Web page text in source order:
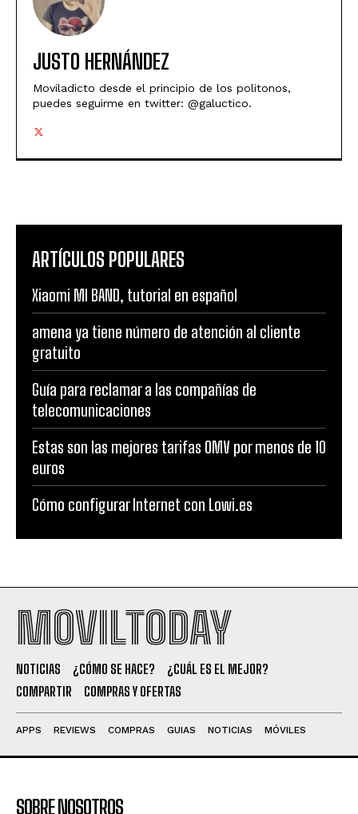
JUSTO HERNÁNDEZ
Moviladicto desde el principio de los politonos,
puedes seguirme en twitter: @galuctico.
ARTÍCULOS POPULARES
Xiaomi MI BAND, tutorial en español
amena ya tiene número de atención al cliente
gratuito
Guía para reclamar a las compañías de
telecomunicaciones
Estas son las mejores tarifas OMV por menos de 10
euros
Cómo configurar Internet con Lowi.es
MOVILTODAY
NOTICIAS ¿CÓMO SE HACE?
¿CUÁL ES EL MEJOR?
COMPARTIR
COMPRAS Y OFERTAS
APPS REVIEWS COMPRAS GUIAS NOTICIAS MÓVILES
SOBRE NOSOTROS